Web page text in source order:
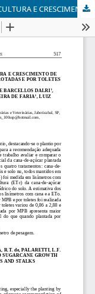
EVAPOTRANSPIRAÇÃO, COEFICIENTE DE CULTURA E CRESCIMENTO DE CANA-DE-AÇÚCAR PLANTADA POR MUDAS PRÉ-BROTADAS E POR TOLETES